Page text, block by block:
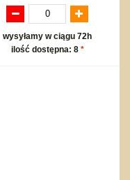
wysyłamy w ciągu 72h
ilość dostępna: 8 *